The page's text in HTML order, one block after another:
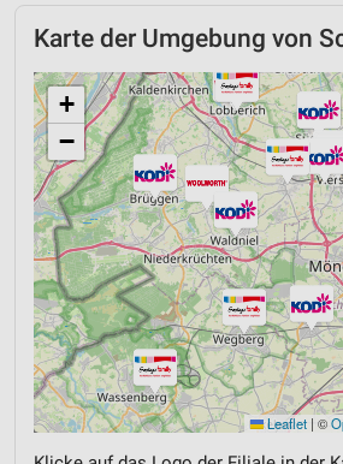
Karte der Umgebung von
+
−
Leaflet | ©